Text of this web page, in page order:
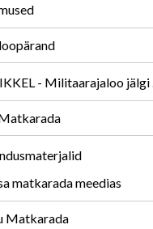
- Militaarajaloo jälgi ...
matkarada meedias
Matkarada